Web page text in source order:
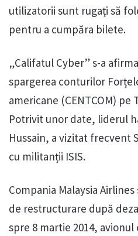
utilizatorii sunt rugați să
pentru a cumpăra bilete.
„Califatul Cyber” s-a
spargerea conturilor
americane (CENTCOM) pe
Potrivit unor date, liderul
Hussain, a vizitat frecvent
cu militanții ISIS.
Compania Malaysia
de restructurare după
spre 8 martie 2014,